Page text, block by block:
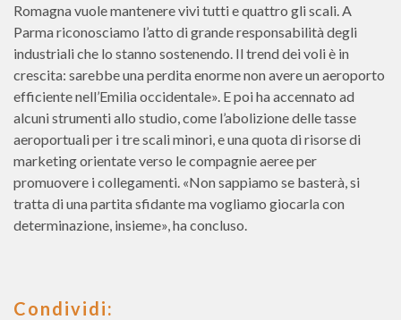
Romagna vuole mantenere vivi tutti e quattro gli scali. A
Parma riconosciamo l’atto di grande responsabilità degli
industriali che lo stanno sostenendo. Il trend dei voli è in
crescita: sarebbe una perdita enorme non avere un aeroporto
efficiente nell’Emilia occidentale». E poi ha accennato ad
alcuni strumenti allo studio, come l’abolizione delle tasse
aeroportuali per i tre scali minori, e una quota di risorse di
marketing orientate verso le compagnie aeree per
promuovere i collegamenti. «Non sappiamo se basterà, si
tratta di una partita sfidante ma vogliamo giocarla con
determinazione, insieme», ha concluso.
Condividi: